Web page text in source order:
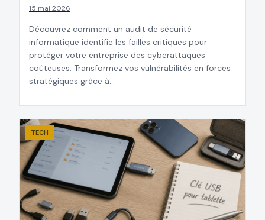
15 mai 2026
Découvrez comment un audit de sécurité
informatique identifie les failles critiques pour
protéger votre entreprise des cyberattaques
coûteuses. Transformez vos vulnérabilités en forces
stratégiques grâce à…
TECH